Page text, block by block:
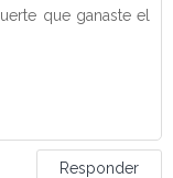
que ganaste el
Responder